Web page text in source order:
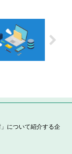
について紹介する企